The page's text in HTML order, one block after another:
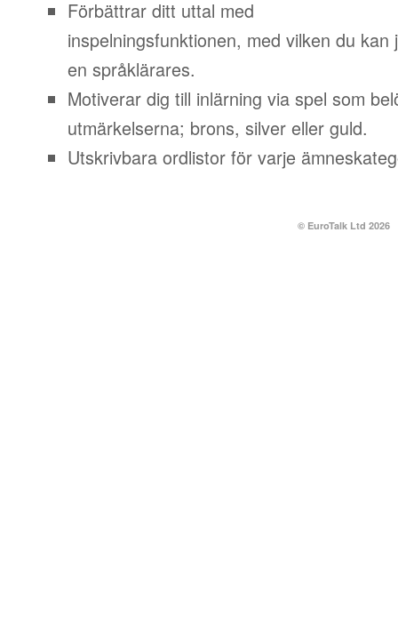
Förbättrar ditt uttal med
inspelningsfunktionen, med vilken du
en språklärares.
Motiverar dig till inlärning via spel som
utmärkelserna; brons, silver eller guld.
Utskrivbara ordlistor för varje
© EuroTalk Ltd 2026